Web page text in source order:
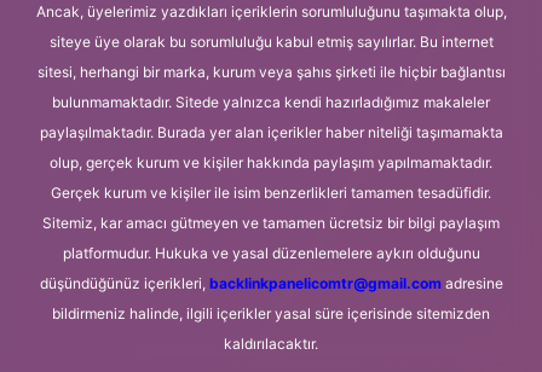
Ancak, üyelerimiz yazdıkları içeriklerin sorumluluğunu taşımakta olup,
siteye üye olarak bu sorumluluğu kabul etmiş sayılırlar. Bu internet
sitesi, herhangi bir marka, kurum veya şahıs şirketi ile hiçbir bağlantısı
bulunmamaktadır. Sitede yalnızca kendi hazırladığımız makaleler
paylaşılmaktadır. Burada yer alan içerikler haber niteliği taşımamakta
olup, gerçek kurum ve kişiler hakkında paylaşım yapılmamaktadır.
Gerçek kurum ve kişiler ile isim benzerlikleri tamamen tesadüfidir.
Sitemiz, kar amacı gütmeyen ve tamamen ücretsiz bir bilgi paylaşım
platformudur. Hukuka ve yasal düzenlemelere aykırı olduğunu
düşündüğünüz içerikleri, backlinkpanelicomtr@gmail.comadresine
bildirmeniz halinde, ilgili içerikler yasal süre içerisinde sitemizden
kaldırılacaktır.